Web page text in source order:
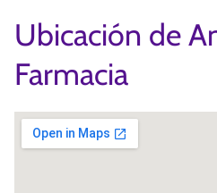
Ubicación de
Farmacia